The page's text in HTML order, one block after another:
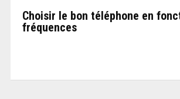
Choisir le bon téléphone en
fréquences